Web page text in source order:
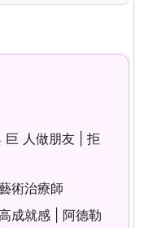
巨 人做朋友 | 拒
術治療師
成就感 | 阿德勒